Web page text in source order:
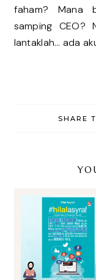
faham? Mana
samping CEO?
lantaklah… ada
SHARE